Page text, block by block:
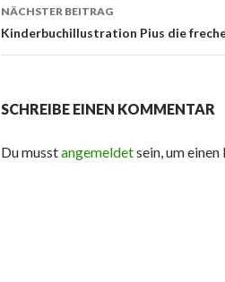
NÄCHSTER BEITRAG
Kinderbuchillustration Pius die
SCHREIBE EINEN KOMMENTAR
Du musstangemeldetsein, um